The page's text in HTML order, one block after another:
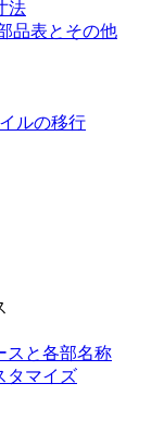
法
品表とその他
ルの移行
スと各部名称
タマイズ